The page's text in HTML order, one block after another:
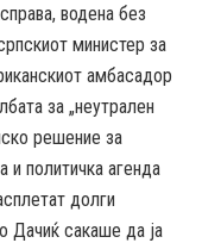
водена без
министер за
амбасадор
за „неутрален
решение за
и политичка агенда
долги
Дачиќ сакаше да ја